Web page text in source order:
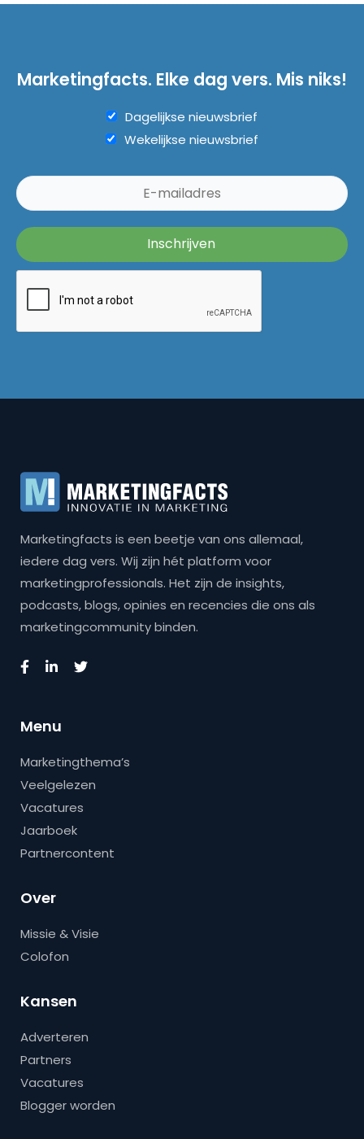
Marketingfacts. Elke dag vers. Mis niks!
Dagelijkse nieuwsbrief
Wekelijkse nieuwsbrief
Marketingfacts is een beetje van ons allemaal,
iedere dag vers. Wij zijn hét platform voor
marketingprofessionals. Het zijn de insights,
podcasts, blogs, opinies en recencies die ons als
marketingcommunity binden.
Menu
Marketingthema’s
Veelgelezen
Vacatures
Jaarboek
Partnercontent
Over
Missie & Visie
Colofon
Kansen
Adverteren
Partners
Vacatures
Blogger worden